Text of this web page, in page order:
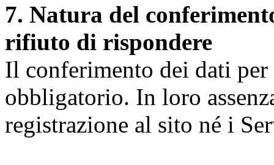
7. Natura del
rifiuto di rispondere
Il conferimento dei dati
obbligatorio. In loro
registrazione al sito né i